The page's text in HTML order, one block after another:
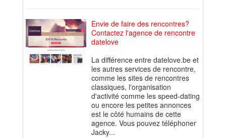
Envie de faire des rencontres?
Contactez l'agence de rencontre
datelove
La différence entre datelove.be et
les autres services de rencontre,
comme les sites de rencontres
classiques, l'organisation
d'activité comme les speed-dating
ou encore les petites annonces
est le côté humains de cette
agence. Vous pouvez téléphoner
Jacky...